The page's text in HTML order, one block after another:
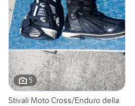
5
Stivali Moto Cross/Enduro della